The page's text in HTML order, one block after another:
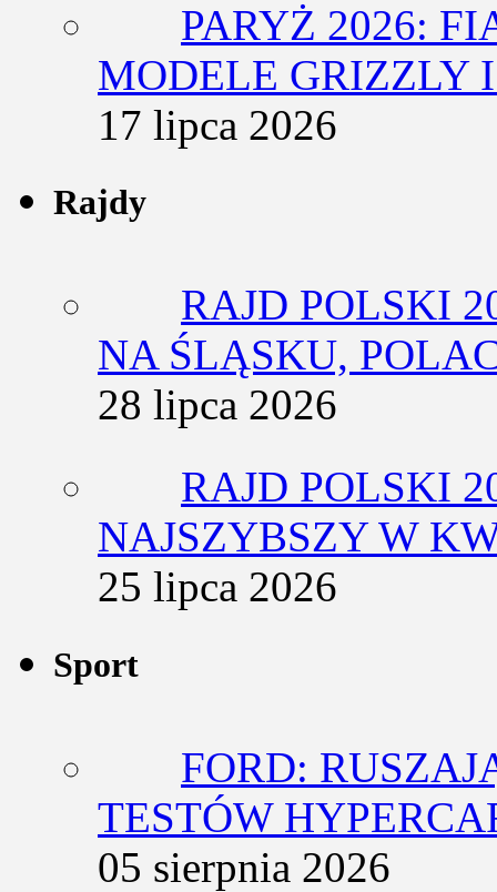
PARYŻ 2026:
MODELE GRIZZLY
17 lipca 2026
Rajdy
RAJD POLSKI
NA ŚLĄSKU,
28 lipca 2026
RAJD POLSKI
NAJSZYBSZY W
25 lipca 2026
Sport
FORD:
TESTÓW
05 sierpnia 2026